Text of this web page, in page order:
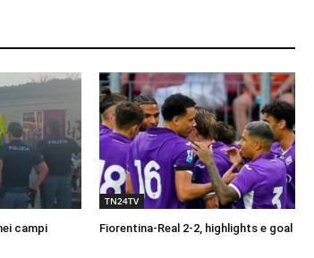
campi
TN24TV
Fiorentina-Real 2-2, highlights e goal